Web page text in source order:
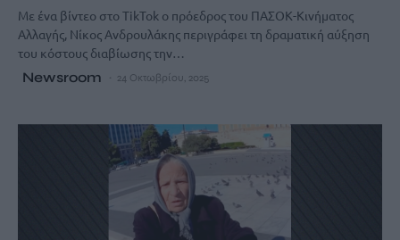
Με ένα βίντεο στο TikTok ο πρόεδρος του ΠΑΣΟΚ-Κινήματος
Αλλαγής, Νίκος Ανδρουλάκης περιγράφει τη δραματική αύξηση
του κόστους διαβίωσης την…
Newsroom 24 Οκτωβρίου, 2025